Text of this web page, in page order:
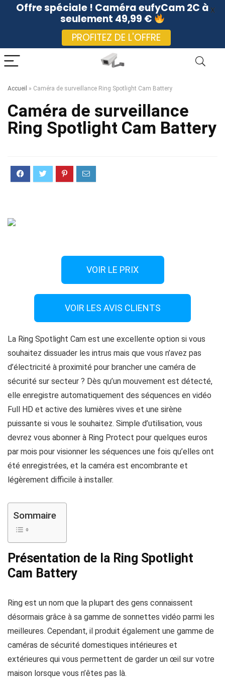
Accueil » Caméra de surveillance Ring Spotlight Cam Battery
Caméra de surveillance
Ring Spotlight Cam Battery
VOIR LE PRIX
VOIR LES AVIS CLIENTS
La Ring Spotlight Cam est une excellente option si vous
souhaitez dissuader les intrus mais que vous n’avez pas
d’électricité à proximité pour brancher une caméra de
sécurité sur secteur ? Dès qu’un mouvement est détecté,
elle enregistre automatiquement des séquences en vidéo
Full HD et active des lumières vives et une sirène
puissante si vous le souhaitez. Simple d’utilisation, vous
devrez vous abonner à Ring Protect pour quelques euros
par mois pour visionner les séquences une fois qu’elles ont
été enregistrées, et la caméra est encombrante et
légèrement difficile à installer.
Sommaire
Présentation de la Ring Spotlight
Cam Battery
Ring est un nom que la plupart des gens connaissent
désormais grâce à sa gamme de sonnettes vidéo parmi les
meilleures. Cependant, il produit également une gamme de
caméras de sécurité domestiques intérieures et
extérieures qui vous permettent de garder un œil sur votre
maison lorsque vous n’êtes pas là.
Offre spéciale ! Caméra eufyCam 2C à
seulement 49,99 €
PROFITEZ DE L'OFFRE
X